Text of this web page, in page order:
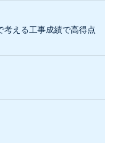
考える工事成績で高得点